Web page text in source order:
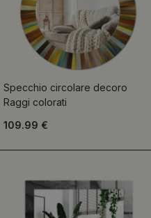
Specchio circolare decoro
Raggi colorati
109.99 €